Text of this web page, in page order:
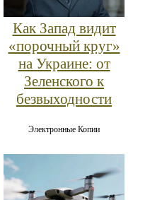
Как Запад видит
«порочный круг»
на Украине: от
Зеленского к
безвыходности
Электронные Копии